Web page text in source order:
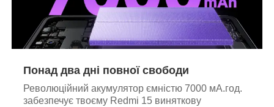
Понад два дні повної свободи
Революційний акумулятор ємністю 7000 мА.год.
забезпечує твоєму Redmi 15 виняткову